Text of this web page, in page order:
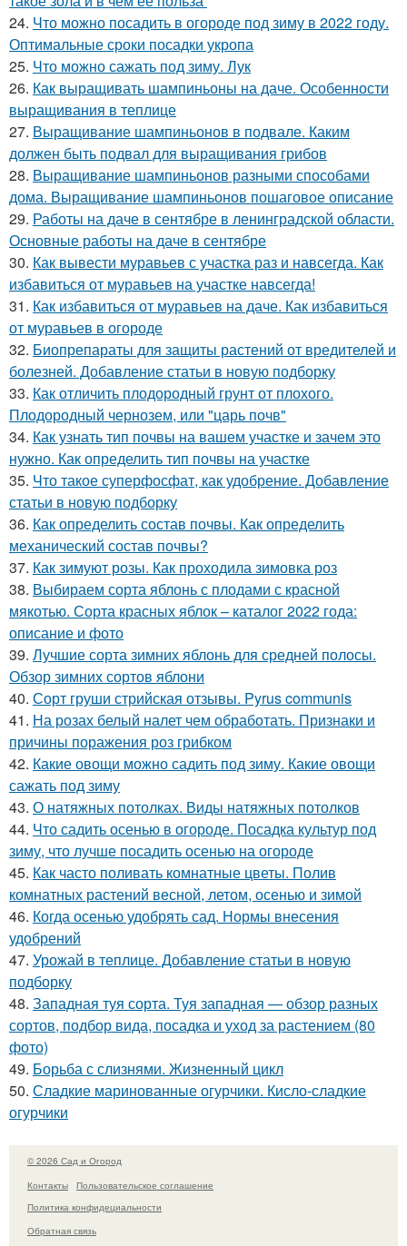
24. Что можно посадить в огороде под зиму в 2022 году.
Оптимальные сроки посадки укропа
25. Что можно сажать под зиму. Лук
26. Как выращивать шампиньоны на даче. Особенности
выращивания в теплице
27. Выращивание шампиньонов в подвале. Каким
должен быть подвал для выращивания грибов
28. Выращивание шампиньонов разными способами
дома. Выращивание шампиньонов пошаговое описание
29. Работы на даче в сентябре в ленинградской области.
Основные работы на даче в сентябре
30. Как вывести муравьев с участка раз и навсегда. Как
избавиться от муравьев на участке навсегда!
31. Как избавиться от муравьев на даче. Как избавиться
от муравьев в огороде
32. Биопрепараты для защиты растений от вредителей и
болезней. Добавление статьи в новую подборку
33. Как отличить плодородный грунт от плохого.
Плодородный чернозем, или "царь почв"
34. Как узнать тип почвы на вашем участке и зачем это
нужно. Как определить тип почвы на участке
35. Что такое суперфосфат, как удобрение. Добавление
статьи в новую подборку
36. Как определить состав почвы. Как определить
механический состав почвы?
37. Как зимуют розы. Как проходила зимовка роз
38. Выбираем сорта яблонь с плодами с красной
мякотью. Сорта красных яблок – каталог 2022 года:
описание и фото
39. Лучшие сорта зимних яблонь для средней полосы.
Обзор зимних сортов яблони
40. Сорт груши стрийская отзывы. Pyrus communis
41. На розах белый налет чем обработать. Признаки и
причины поражения роз грибком
42. Какие овощи можно садить под зиму. Какие овощи
сажать под зиму
43. О натяжных потолках. Виды натяжных потолков
44. Что садить осенью в огороде. Посадка культур под
зиму, что лучше посадить осенью на огороде
45. Как часто поливать комнатные цветы. Полив
комнатных растений весной, летом, осенью и зимой
46. Когда осенью удобрять сад. Нормы внесения
удобрений
47. Урожай в теплице. Добавление статьи в новую
подборку
48. Западная туя сорта. Туя западная — обзор разных
сортов, подбор вида, посадка и уход за растением (80
фото)
49. Борьба с слизнями. Жизненный цикл
50. Сладкие маринованные огурчики. Кисло-сладкие
огурчики
© 2026 Сад и Огород
Контакты
Пользовательское соглашение
Политика конфидециальности
Обратная связь